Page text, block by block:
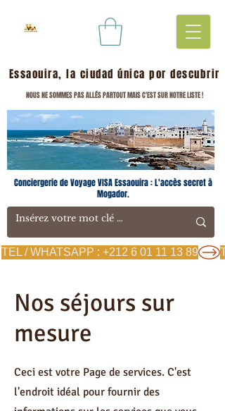
Essaouira, la ciudad única por descubrir
NOUS NE SOMMES PAS ALLÉS PARTOUT MAIS C'EST SUR NOTRE LISTE !
TEL / WHATSAPP : +212 6 01 11 13 89
Conciergerie de Voyage VISA Essaouira : L'accès secret à
Mogador.
Nos séjours sur
mesure
Ceci est votre Page de services. C'est
l'endroit idéal pour fournir des